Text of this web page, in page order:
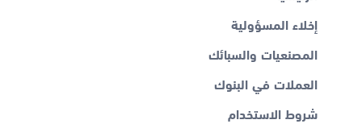
إخلاء المسؤولية
المصنعيات والسبائك
العملات في البنوك
شروط الاستخدام